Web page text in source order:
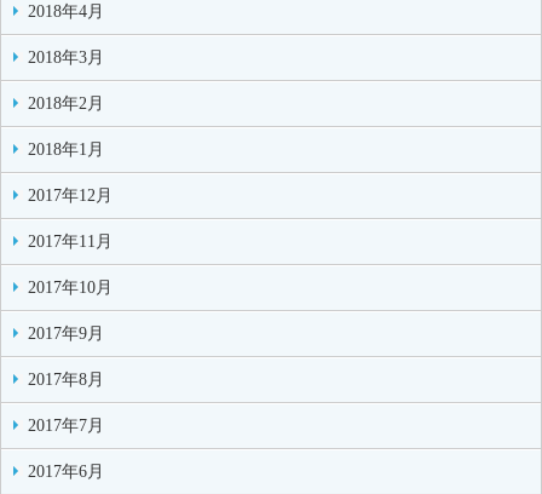
2018年4月
2018年3月
2018年2月
2018年1月
2017年12月
2017年11月
2017年10月
2017年9月
2017年8月
2017年7月
2017年6月